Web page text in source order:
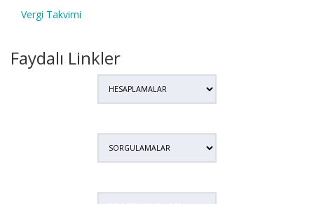
Vergi Takvimi
Faydalı Linkler